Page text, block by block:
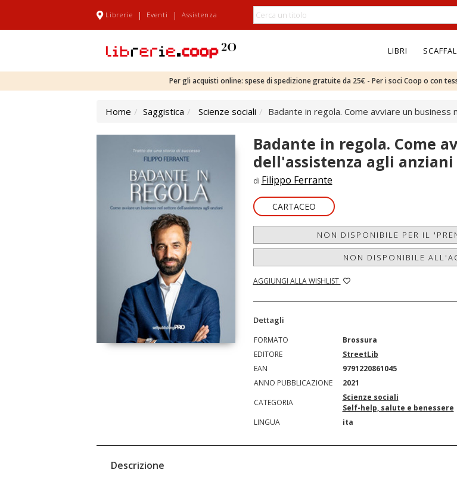
Librerie | Eventi | Assistenza
LIBRI
Per gli acquisti online: spese di spedizione gratuite da 25€ - Per i soci Coop o con
Home Saggistica Scienze sociali Badante in regola. Come avviare un
Badante in regola. Come
dell'assistenza agli anziani
di Filippo Ferrante
CARTACEO
NON DISPONIBILE PER IL
NON DISPONIBILE
AGGIUNGI ALLA WISHLIST
Dettagli
FORMATO
Brossura
EDITORE
StreetLib
EAN
9791220861045
ANNO PUBBLICAZIONE
2021
CATEGORIA
Scienze sociali
Self-help, salute e benessere
LINGUA
ita
Descrizione